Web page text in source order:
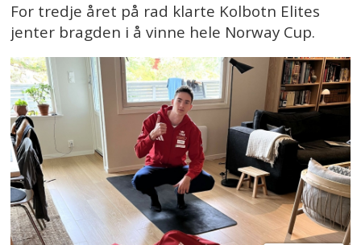
For tredje året på rad klarte Kolbotn Elites
jenter bragden i å vinne hele Norway Cup.